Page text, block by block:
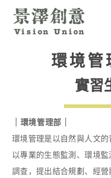
環境管
實習
｜環境管理部｜
環境管理是以自然與人文
以專業的生態監測、環境
調查，提出結合規劃、經